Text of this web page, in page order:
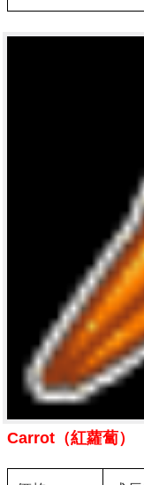
Carrot（紅蘿蔔）